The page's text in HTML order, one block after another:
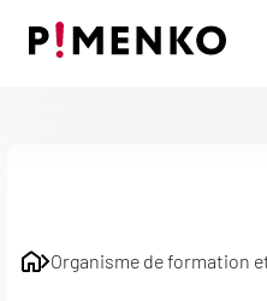
Organisme de formation